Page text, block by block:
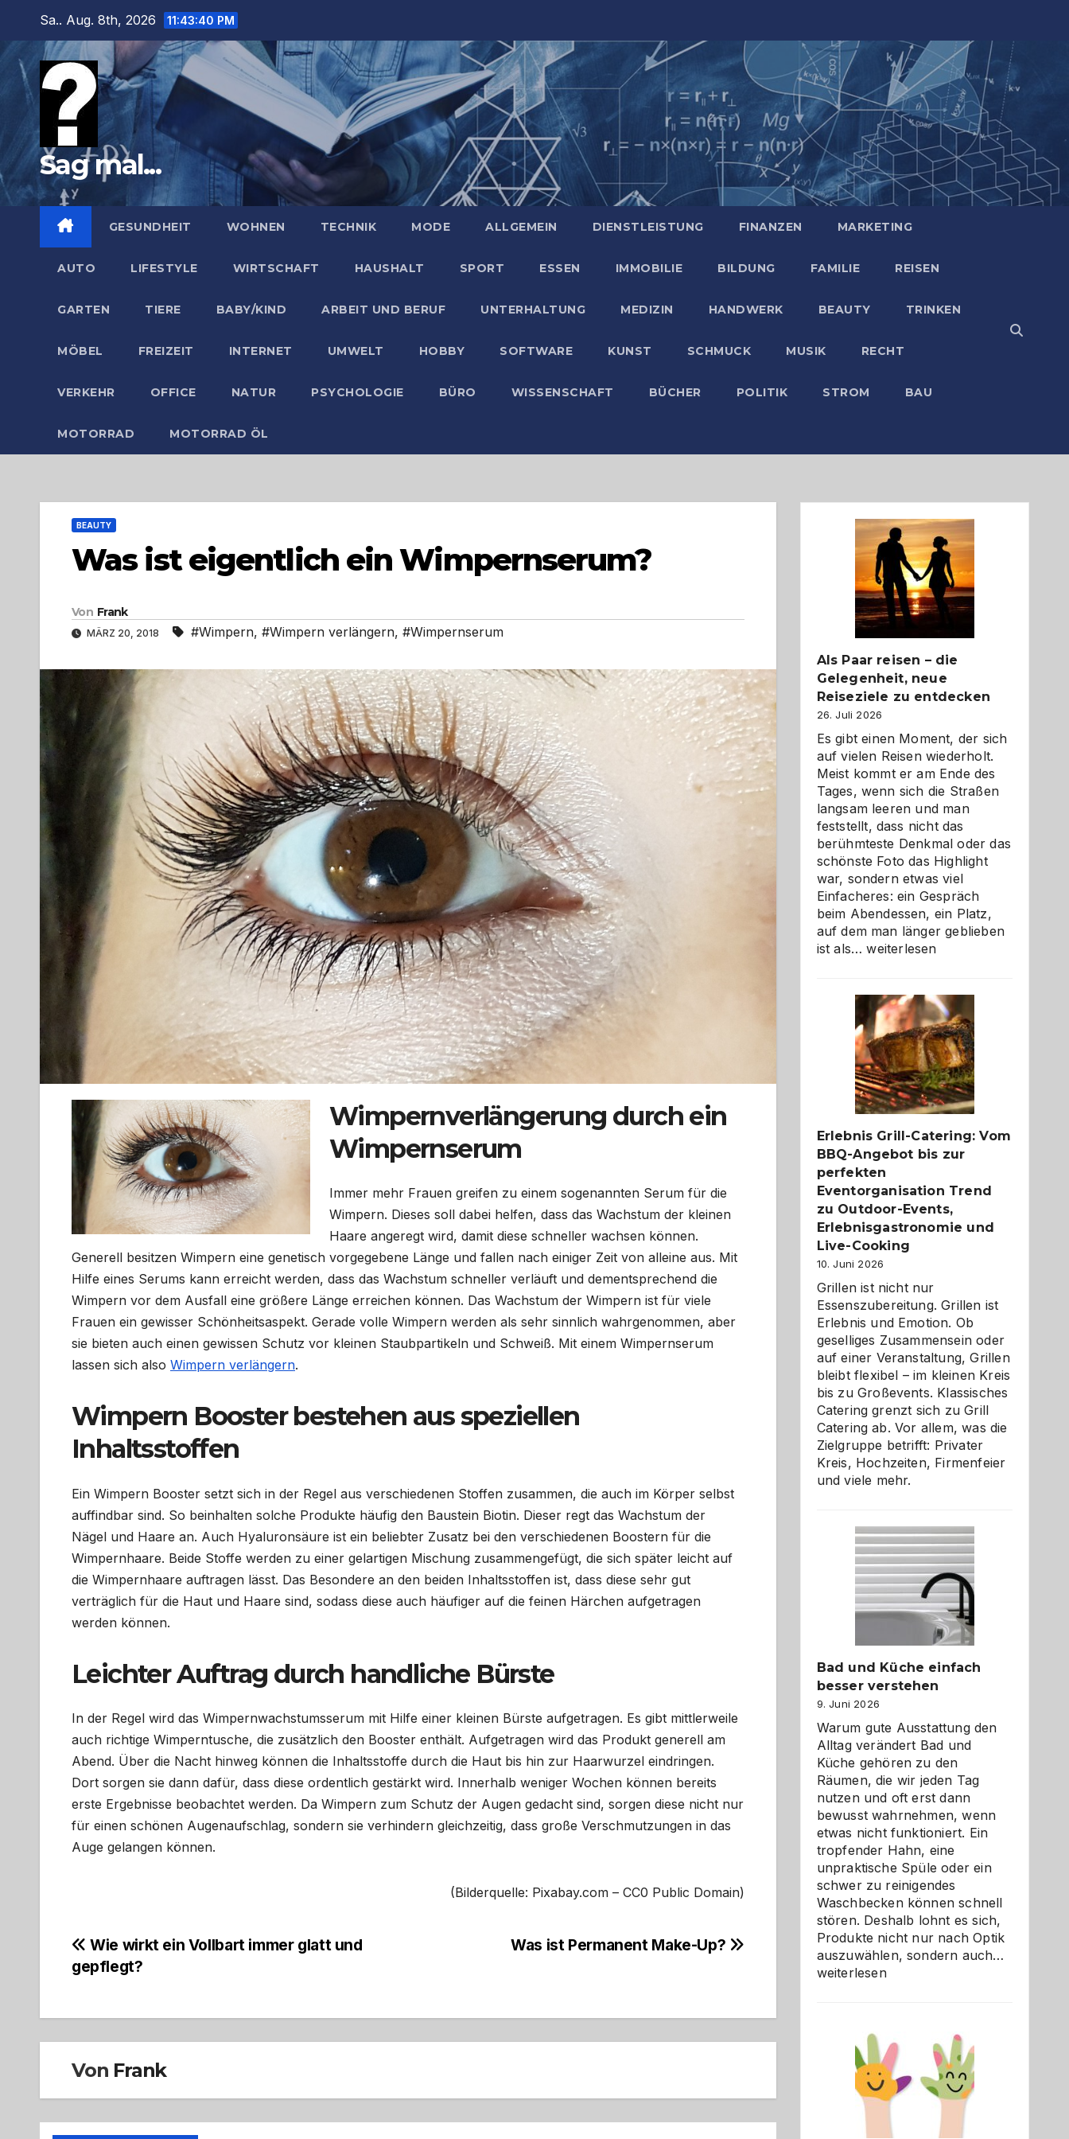
springen
Sa.. Aug. 8th, 2026 11:43:41 PM
Sag mal...
GESUNDHEIT WOHNEN TECHNIK MODE ALLGEMEIN DIENSTLEISTUNG FINANZEN MARKETING
AUTO LIFESTYLE WIRTSCHAFT HAUSHALT SPORT ESSEN IMMOBILIE BILDUNG FAMILIE REISEN
GARTEN TIERE BABY/KIND ARBEIT UND BERUF UNTERHALTUNG MEDIZIN HANDWERK BEAUTY TRINKEN
MÖBEL FREIZEIT INTERNET UMWELT HOBBY SOFTWARE KUNST SCHMUCK MUSIK RECHT
VERKEHR OFFICE NATUR PSYCHOLOGIE BÜRO WISSENSCHAFT BÜCHER POLITIK STROM BAU
MOTORRAD MOTORRAD ÖL
BEAUTY
Was ist eigentlich ein Wimpernserum?
Von Frank
MÄRZ 20, 2018 #Wimpern, #Wimpern verlängern, #Wimpernserum
Wimpernverlängerung durch ein
Wimpernserum
Immer mehr Frauen greifen zu einem sogenannten Serum für die
Wimpern. Dieses soll dabei helfen, dass das Wachstum der kleinen
Haare angeregt wird, damit diese schneller wachsen können.
Generell besitzen Wimpern eine genetisch vorgegebene Länge und fallen nach einiger Zeit von alleine aus. Mit
Hilfe eines Serums kann erreicht werden, dass das Wachstum schneller verläuft und dementsprechend die
Wimpern vor dem Ausfall eine größere Länge erreichen können. Das Wachstum der Wimpern ist für viele
Frauen ein gewisser Schönheitsaspekt. Gerade volle Wimpern werden als sehr sinnlich wahrgenommen, aber
sie bieten auch einen gewissen Schutz vor kleinen Staubpartikeln und Schweiß. Mit einem Wimpernserum
lassen sich also Wimpern verlängern.
Wimpern Booster bestehen aus speziellen
Inhaltsstoffen
Ein Wimpern Booster setzt sich in der Regel aus verschiedenen Stoffen zusammen, die auch im Körper selbst
auffindbar sind. So beinhalten solche Produkte häufig den Baustein Biotin. Dieser regt das Wachstum der
Nägel und Haare an. Auch Hyaluronsäure ist ein beliebter Zusatz bei den verschiedenen Boostern für die
Wimpernhaare. Beide Stoffe werden zu einer gelartigen Mischung zusammengefügt, die sich später leicht auf
die Wimpernhaare auftragen lässt. Das Besondere an den beiden Inhaltsstoffen ist, dass diese sehr gut
verträglich für die Haut und Haare sind, sodass diese auch häufiger auf die feinen Härchen aufgetragen
werden können.
Leichter Auftrag durch handliche Bürste
In der Regel wird das Wimpernwachstumsserum mit Hilfe einer kleinen Bürste aufgetragen. Es gibt mittlerweile
auch richtige Wimperntusche, die zusätzlich den Booster enthält. Aufgetragen wird das Produkt generell am
Abend. Über die Nacht hinweg können die Inhaltsstoffe durch die Haut bis hin zur Haarwurzel eindringen.
Dort sorgen sie dann dafür, dass diese ordentlich gestärkt wird. Innerhalb weniger Wochen können bereits
erste Ergebnisse beobachtet werden. Da Wimpern zum Schutz der Augen gedacht sind, sorgen diese nicht nur
für einen schönen Augenaufschlag, sondern sie verhindern gleichzeitig, dass große Verschmutzungen in das
Auge gelangen können.
(Bilderquelle: Pixabay.com – CC0 Public Domain)
Beitragsnavigation Was ist Permanent Make-Up?
Wie wirkt ein Vollbart immer glatt und
gepflegt?
Von Frank
Als Paar reisen – die
Gelegenheit, neue
Reiseziele zu entdecken
26. Juli 2026
Es gibt einen Moment, der sich
auf vielen Reisen wiederholt.
Meist kommt er am Ende des
Tages, wenn sich die Straßen
langsam leeren und man
feststellt, dass nicht das
berühmteste Denkmal oder das
schönste Foto das Highlight
war, sondern etwas viel
Einfacheres: ein Gespräch
beim Abendessen, ein Platz,
auf dem man länger geblieben
ist als…Als
die
Gelegenheit,
neue
Reiseziele
zu
entdecken
weiterlesen
Erlebnis Grill-Catering: Vom
BBQ-Angebot bis zur
perfekten
Eventorganisation Trend
zu Outdoor-Events,
Erlebnisgastronomie und
Live-Cooking
10. Juni 2026
Grillen ist nicht nur
Essenszubereitung. Grillen ist
Erlebnis und Emotion. Ob
geselliges Zusammensein oder
auf einer Veranstaltung, Grillen
bleibt flexibel – im kleinen Kreis
bis zu Großevents. Klassisches
Catering grenzt sich zu Grill
Catering ab. Vor allem, was die
Zielgruppe betrifft: Privater
Kreis, Hochzeiten, Firmenfeier
und viele mehr.
Bad und Küche einfach
besser verstehen
9. Juni 2026
Warum gute Ausstattung den
Alltag verändert Bad und
Küche gehören zu den
Räumen, die wir jeden Tag
nutzen und oft erst dann
bewusst wahrnehmen, wenn
etwas nicht funktioniert. Ein
tropfender Hahn, eine
unpraktische Spüle oder ein
schwer zu reinigendes
Waschbecken können schnell
stören. Deshalb lohnt es sich,
Produkte nicht nur nach Optik
auszuwählen, sondern auch…
weiterlesen